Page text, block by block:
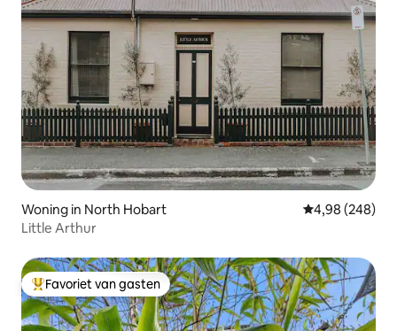
Woning in North Hobart Gemiddelde
4,98 (248)
Little Arthur
Topfavoriet van gasten
Favoriet van gasten